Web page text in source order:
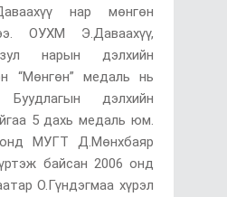
нар мөнгөн
ОУХМ Э.Даваахүү,
нарын дэлхийн
“Мөнгөн” медаль нь
дэлхийн
5 дахь медаль юм.
МУГТ Д.Мөнхбаяр
байсан 2006 онд
О.Гүндэгмаа хүрэл